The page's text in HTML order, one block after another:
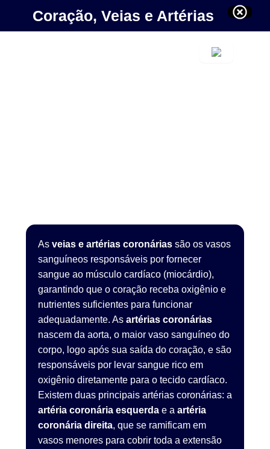
Coração, Veias e Artérias
As veias e artérias coronáriassão os vasos
sanguíneos responsáveis por fornecer
sangue ao músculo cardíaco (miocárdio),
garantindo que o coração receba oxigênio e
nutrientes suficientes para funcionar
adequadamente. As artérias coronárias
nascem da aorta, o maior vaso sanguíneo do
corpo, logo após sua saída do coração, e são
responsáveis por levar sangue rico em
oxigênio diretamente para o tecido cardíaco.
Existem duas principais artérias coronárias: a
artéria coronária esquerdae a artéria
coronária direita, que se ramificam em
vasos menores para cobrir toda a extensão